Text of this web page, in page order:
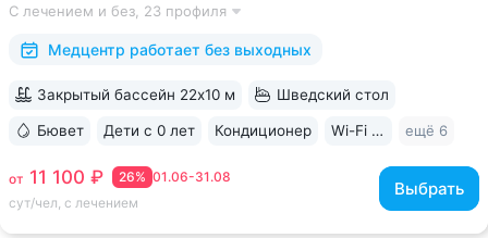
в Ессентуках • Центр Курортной зоны: 3 минуты
до Курортного парка и Грязелечебницы им....
С лечением и без, 23 профиля
Медцентр работает без выходных
01.06-31.08
26%
от 11 100 ₽
сут/чел, с лечением
Выбрать
Закрытый бассейн 22х10 м Шведский стол
Бювет Дети с 0 лет Кондиционер Wi-Fi в номерах ещё 6